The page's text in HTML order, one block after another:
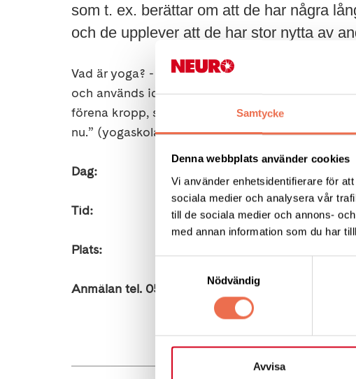
Samtycke
Denna webbplats använder cookies
Vi använder enhetsidentifierare för
sociala medier och analysera vår
till de sociala medier och annons-
med annan information som du har
Nödvändig
Avvisa
som t. ex. berättar om att de har några
och de upplever att de har stor nytta av
Vad är yoga? - ”Yoga kommer från Indien och är
och används idag som friskvård i stora delar av
förena kropp, själ och sinne. Yoga handlar om
nu.” (yogaskolan.org)
Dag:
Tid: kl. 17.00-18.00
Plats:
Anmälan tel. 054-18 92 54 alt.